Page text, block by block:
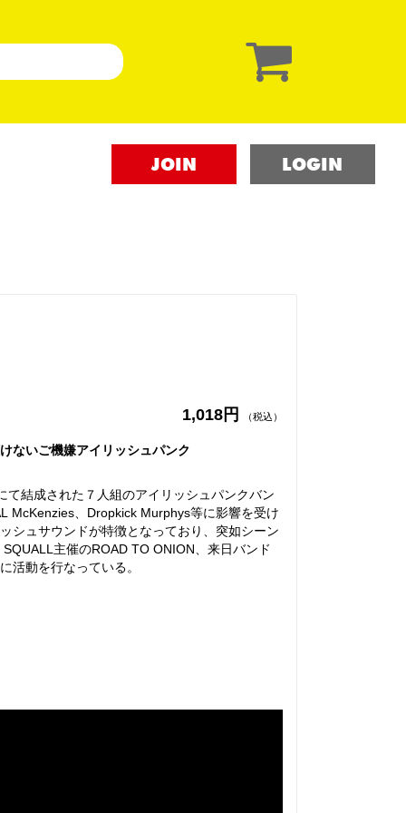
JOIN LOGIN
1,018円 （税込）
ないご機嫌アイリッシュパンク
結成された７人組のアイリッシュパンクバン
McKenzies、Dropkick Murphys等に影響を受け
シュサウンドが特徴となっており、突如シーン
主催のROAD TO ONION、来日バンド
活動を行なっている。